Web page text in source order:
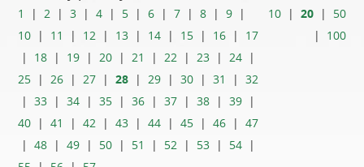
1 | 2 |3 |4 | 5 |6 |7 |8 |9 |
10 | 11 | 12 | 13 | 14 | 15 | 16 | 17
| 18 | 19 | 20 | 21 | 22 | 23 | 24 |
25 | 26 | 27 |28 | 29 |30 |31 |32
|33 |34 |35 |36 |37 |38 |39 |
40 |41 |42 |43 |44 |45 |46 |47
|48 |49 | 50 | 51 | 52 | 53 | 54 |
10| 20| 50
| 100